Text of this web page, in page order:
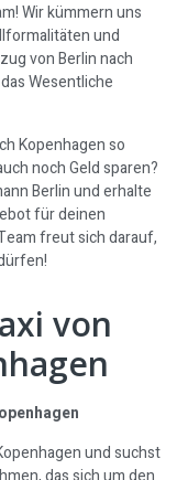
Wir kümmern uns
und
von Berlin nach
Wesentliche
Kopenhagen so
noch Geld sparen?
Berlin und erhalte
für deinen
freut sich darauf,
von
und suchst